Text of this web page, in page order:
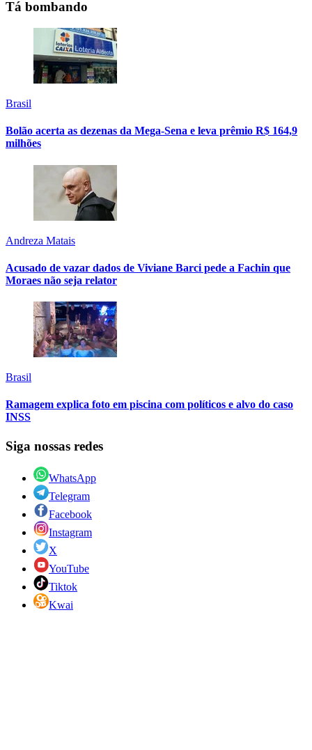
Tá bombando
Brasil
Bolão acerta as dezenas da Mega-Sena e leva prêmio R$ 164,9
milhões
Andreza Matais
Acusado de vazar dados de Viviane Barci pede a Fachin que
Moraes não seja relator
Brasil
Ramagem explica foto em piscina com políticos e alvo do caso
INSS
Siga nossas redes
WhatsApp
Telegram
Facebook
Instagram
X
YouTube
Tiktok
Kwai